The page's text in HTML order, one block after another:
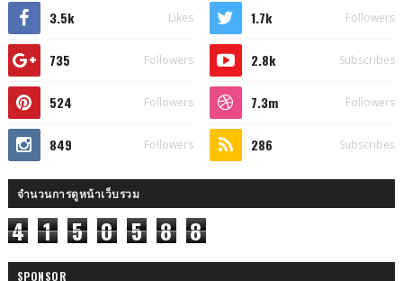
3.5k Likes 1.7k Followers
735 Followers 2.8k Subscribes
524 Followers 7.3m Followers
849 Followers 286 Subscribes
จำนวนการดูหน้าเว็บรวม
4 1 5 0 5 8 8
SPONSOR